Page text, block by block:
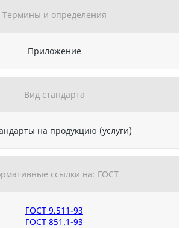
Термины и определения
Приложение
Вид стандарта
на продукцию (услуги)
ссылки на: ГОСТ
ГОСТ 9.511-93
ГОСТ 851.1-93